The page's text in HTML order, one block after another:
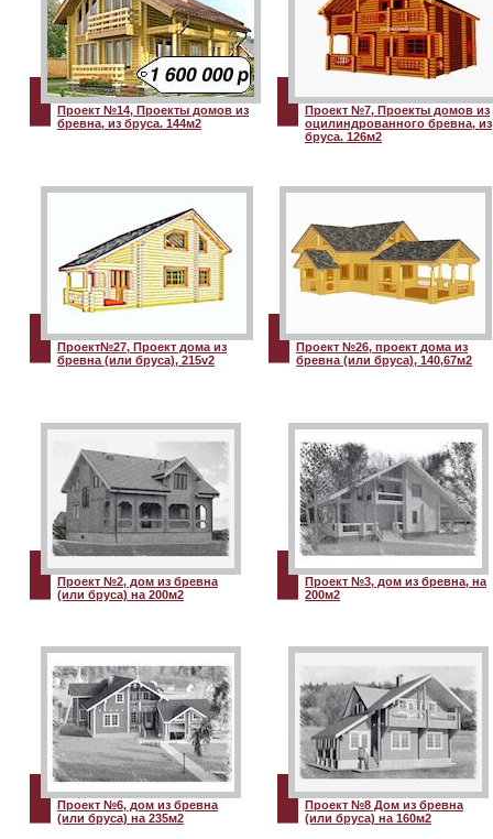
Проект №14, Проекты домов из
бревна, из бруса. 144м2
Проект №7, Проекты домов из
оцилиндрованного бревна, из
бруса. 126м2
Проект№27, Проект дома из
бревна (или бруса), 215v2
Проект №26, проект дома из
бревна (или бруса), 140,67м2
Проект №2, дом из бревна
(или бруса) на 200м2
Проект №3, дом из бревна, на
200м2
Проект №6, дом из бревна
(или бруса) на 235м2
Проект №8 Дом из бревна
(или бруса) на 160м2